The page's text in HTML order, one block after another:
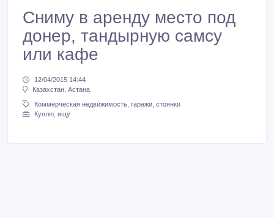
Сниму в аренду место под
донер, тандырную самсу
или кафе
12/04/2015 14:44
Казахстан, Астана
Коммерческая недвижимость, гаражи, стоянки
Куплю, ищу